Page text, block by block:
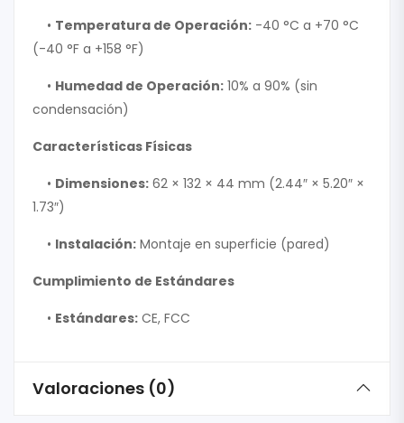
• Temperatura de Operación: -40 °C a +70 °C
(-40 °F a +158 °F)
• Humedad de Operación: 10% a 90% (sin
condensación)
Características Físicas
• Dimensiones: 62 × 132 × 44 mm (2.44″ × 5.20″ ×
1.73″)
• Instalación: Montaje en superficie (pared)
Cumplimiento de Estándares
• Estándares: CE, FCC
Valoraciones (0)